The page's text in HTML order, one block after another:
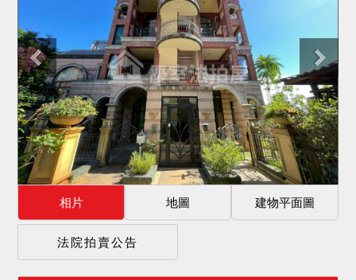
相片 地圖 建物平面圖
法院拍賣公告